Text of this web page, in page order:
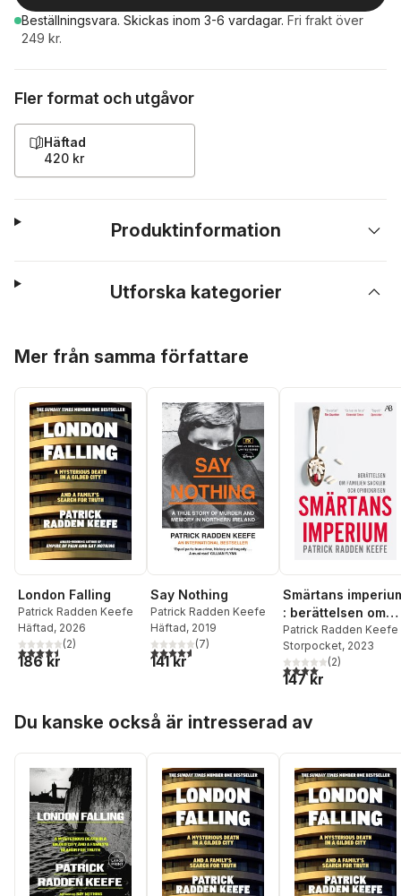
Beställningsvara. Skickas inom 3-6 vardagar. Fri frakt över
249 kr.
Fler format och utgåvor
Häftad
420 kr
Produktinformation
Utforska kategorier
Mer från samma författare
London Falling
Patrick Radden Keefe
Häftad, 2026
4,5utav 5 stjärnor. Totalt antal röster:
(2)
186 kr
Say Nothing
Patrick Radden Keefe
Häftad, 2019
4,6utav 5 stjärnor. Totalt antal röster:
(7)
141 kr
Smärtans
: berättelsen om
familjen Sackler
och opioidkrisen
Patrick Radden Keefe
Storpocket, 2023
4,0utav 5 stjärnor.
(2)
147 kr
Du kanske också är intresserad av